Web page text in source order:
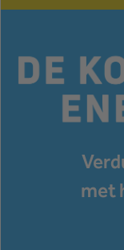
met